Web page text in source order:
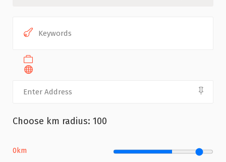
Choose km radius: 100
0km